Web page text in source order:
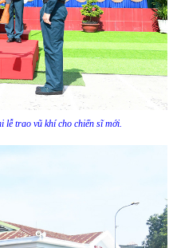
lễ trao vũ khí cho chiến sĩ mới.